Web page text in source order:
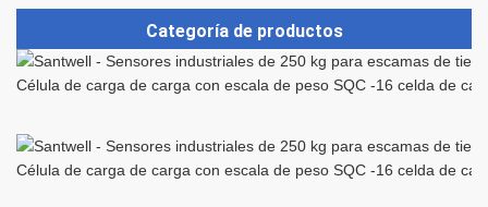
Categoría de productos